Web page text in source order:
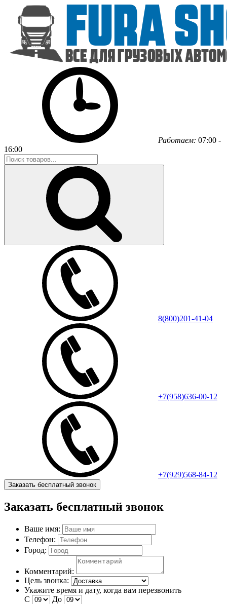
Работаем: 07:00 -
16:00
8(800)201-41-04
+7(958)636-00-12
+7(929)568-84-12
Заказать бесплатный звонок
Заказать бесплатный звонок
Ваше имя:
Телефон:
Город:
Комментарий:
Цель звонка:
Укажите время и дату, когда вам перезвонить
С
До